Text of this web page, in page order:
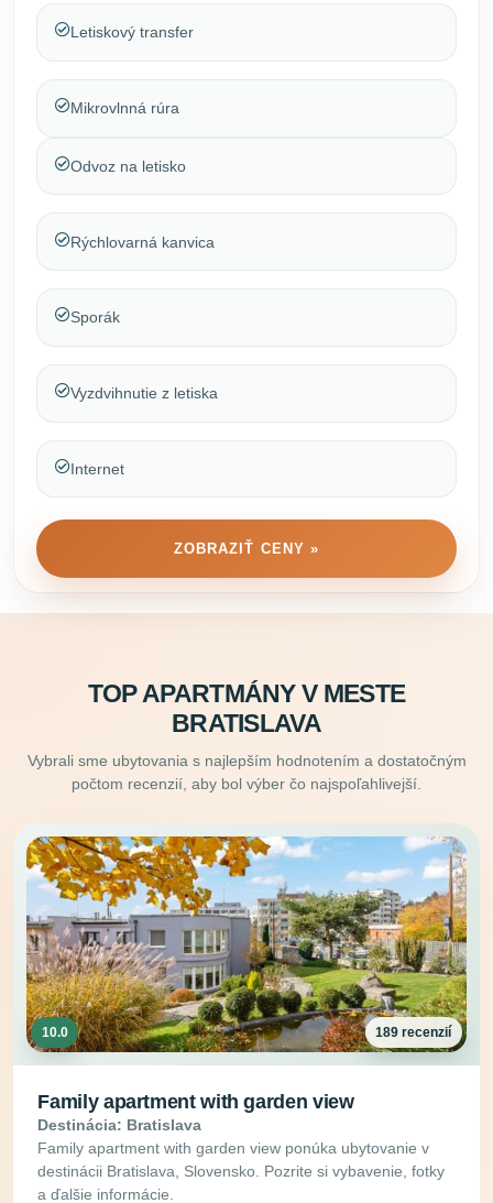
Letiskový transfer
Mikrovlnná rúra
Odvoz na letisko
Rýchlovarná kanvica
Sporák
Vyzdvihnutie z letiska
Internet
ZOBRAZIŤ CENY »
TOP APARTMÁNY V MESTE
BRATISLAVA
Vybrali sme ubytovania s najlepším hodnotením a dostatočným
počtom recenzií, aby bol výber čo najspoľahlivejší.
10.0 189 recenzií
Family apartment with garden view
Destinácia: Bratislava
Family apartment with garden view ponúka ubytovanie v
destinácii Bratislava, Slovensko. Pozrite si vybavenie, fotky
a ďalšie informácie.